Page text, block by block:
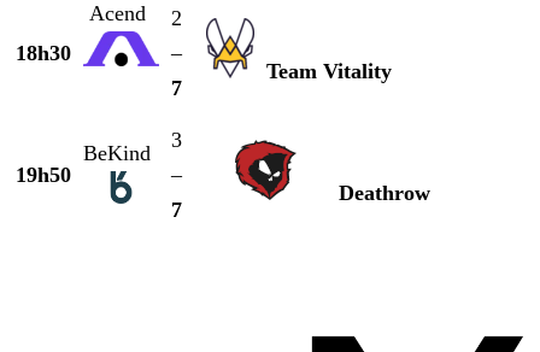
18h30
Acend
2
–
7
Team Vitality
19h50
BeKind
3
–
7
Deathrow